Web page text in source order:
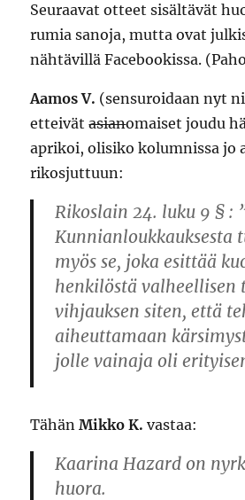
Seuraavat otteet sisältävät
rumia sanoja, mutta ovat
nähtävillä Facebookissa.
Aamos V. (sensuroidaan nyt
etteivätasianomaiset joudu
aprikoi, olisiko kolumnissa jo
rikosjuttuun:
Rikoslain 24. luku 9 § :
Kunnianloukkauksesta
myös se, joka esittää
henkilöstä valheellisen
vihjauksen siten, että
aiheuttamaan
jolle vainaja oli
TähänMikko K. vastaa:
Kaarina Hazard on
huora.